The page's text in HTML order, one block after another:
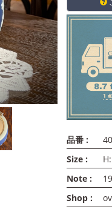
品番 :
Size :
Note :
Shop :